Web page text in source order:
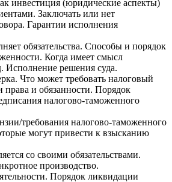
инвестиция (юридические аспекты)
Заключать или нет
Гарантии исполнения
обязательства. Способы и порядок
Когда имеет смысл
Исполнение решения суда.
Что может требовать налоговый
и обязанности. Порядок
налогово-таможенного
требования налогово-таможенного
могут привести к взысканию
со своими обязательствами.
производство.
Порядок ликвидации